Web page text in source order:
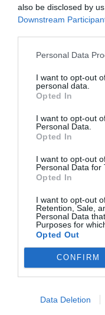
also be disclosed by
Downstream
Personal Data
I want to opt-out
personal data.
Opted In
I want to opt-out
Personal Data.
Opted In
I want to opt-out
Personal Data for
Opted In
I want to opt-out
Retention, Sale,
Personal Data
Purposes for
Opted Out
CONFIRM
Data Deletion
Ο ΚΑΙΡΟΣ
Θεσσαλονίκη
Παρασκευή, 07
Κυριακή +36°+27°